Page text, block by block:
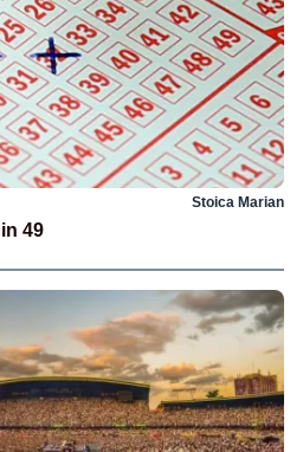
Stoica Marian
49